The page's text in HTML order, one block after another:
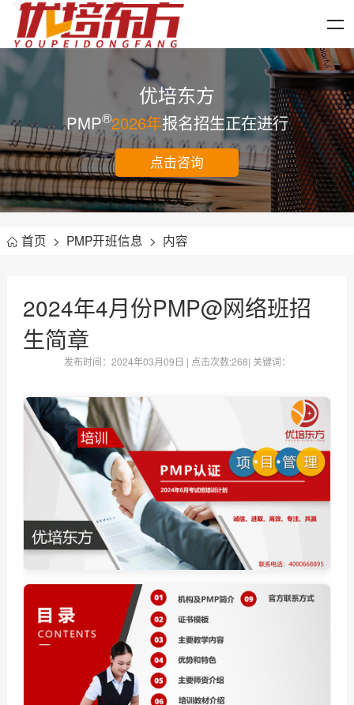
优培东方
PMP®2026年报名招生正在进行
点击咨询
首页 > PMP开班信息 > 内容
2024年4月份PMP@网络班招
生简章
发布时间： 2024年03月09日 | 点击次数:268| 关键词：